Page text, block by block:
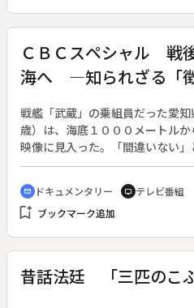
年後の神戸の街は静かに伝えてい
た！？。ニッチェ２人が鳥取・
進めるが、地元出身のニッチェ
ん出会う。更に番組ではプロ選手
が期待される“金の卵”たちにも取
ＣＢＣスペシャル 戦
海へ ―知られざる「
戦艦「武蔵」の乗組員だった愛
歳）は、海底１０００メートル
映像に見入った。「間違いない
し、海に沈んでいるのは戦艦だ
り立てられた時代が７０年前にあ
けていない多くの民間船が海の藻
「戦没した船と海員の資料館」で
の若者が３割を占めた。恐ろし
ない。一方、愛知県の三谷（み
戦地へと出港した。「そこの神社
cinematic_blur ドキュメンタリー tv テレビ番組
bookmark_add ブックマーク追加
昔話法廷 「三匹のこ